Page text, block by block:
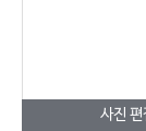
사진 편